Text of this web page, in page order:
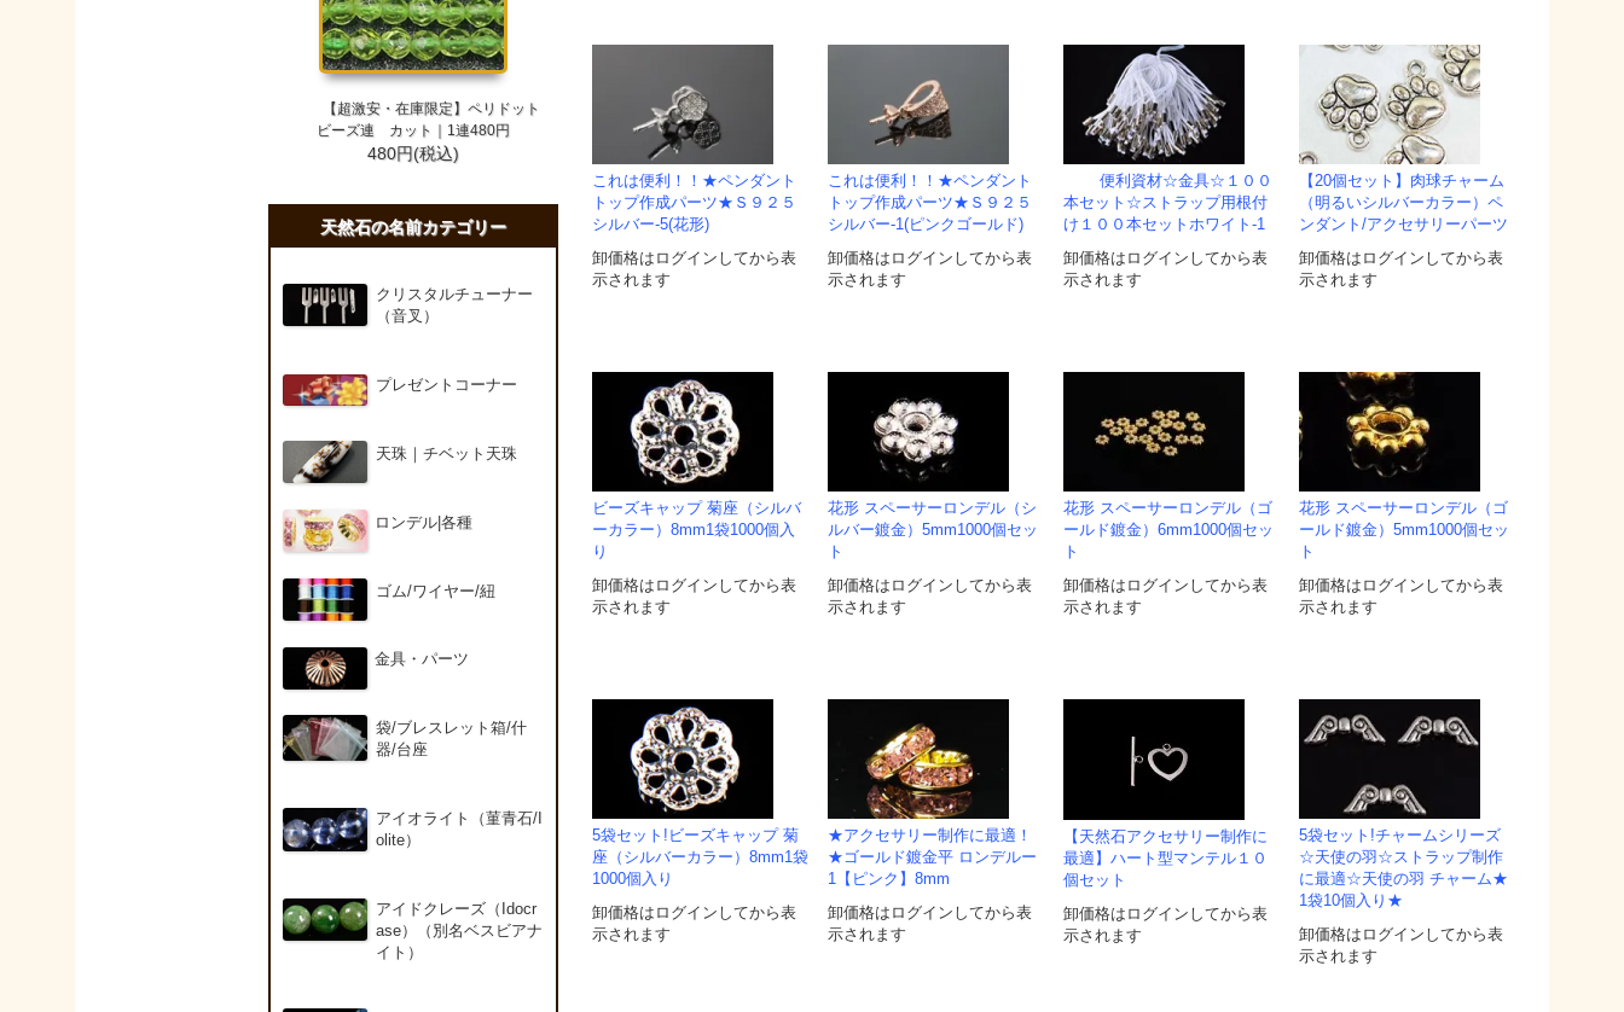
これは便利！！★ペンダント
トップ作成パーツ★Ｓ９２５
シルバー-5(花形)
卸価格はログインしてから表
示されます
これは便利！！★ペンダント
トップ作成パーツ★Ｓ９２５
シルバー-1(ピンクゴールド)
卸価格はログインしてから表
示されます
便利資材☆金具☆１００
本セット☆ストラップ用根付
け１００本セットホワイト-1
卸価格はログインしてから表
示されます
【20個セット】肉球チャーム
（明るいシルバーカラー）ペ
ンダント/アクセサリーパーツ
卸価格はログインしてから表
示されます
ビーズキャップ 菊座（シルバ
ーカラー）8mm1袋1000個入
り
卸価格はログインしてから表
示されます
花形 スペーサーロンデル（シ
ルバー鍍金）5mm1000個セッ
ト
卸価格はログインしてから表
示されます
花形 スペーサーロンデル（ゴ
ールド鍍金）6mm1000個セッ
ト
卸価格はログインしてから表
示されます
花形 スペーサーロンデル（ゴ
ールド鍍金）5mm1000個セッ
ト
卸価格はログインしてから表
示されます
5袋セット!ビーズキャップ 菊
座（シルバーカラー）8mm1袋
1000個入り
卸価格はログインしてから表
示されます
★アクセサリー制作に最適！
★ゴールド鍍金平 ロンデルー
1【ピンク】8mm
卸価格はログインしてから表
示されます
【天然石アクセサリー制作に
最適】ハート型マンテル１０
個セット
卸価格はログインしてから表
示されます
5袋セット!チャームシリーズ
☆天使の羽☆ストラップ制作
に最適☆天使の羽 チャーム★
1袋10個入り★
卸価格はログインしてから表
示されます
【超激安・在庫限定】ペリドット
ビーズ連 カット｜1連480円
480円(税込)
天然石の名前カテゴリー
クリスタルチューナー
（音叉）
プレゼントコーナー
天珠｜チベット天珠
ロンデル|各種
ゴム/ワイヤー/紐
金具・パーツ
袋/ブレスレット箱/什
器/台座
アイオライト（菫青石/I
olite）
アイドクレーズ（Idocr
ase）（別名ベスビアナ
イト）